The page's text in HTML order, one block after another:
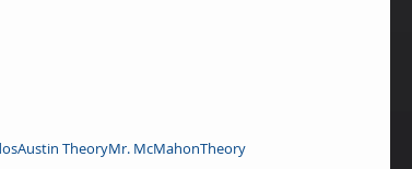
Austin TheoryMr. McMahonTheory